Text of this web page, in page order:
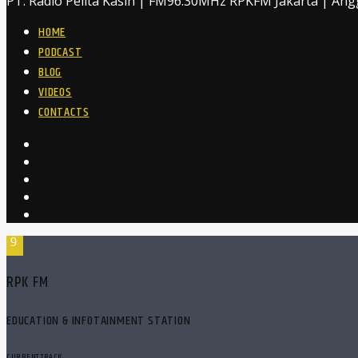
HOME
PODCAST
BLOG
VIDEOS
CONTACTS
RPK FM
EDUCATION & INFOTAINMENT STATION